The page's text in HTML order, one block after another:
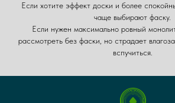
Если хотите эффект доски и более
чаще выбирают фаску.
Если нужен максимально ровный
рассмотреть без фаски, но страдает
вспучиться.